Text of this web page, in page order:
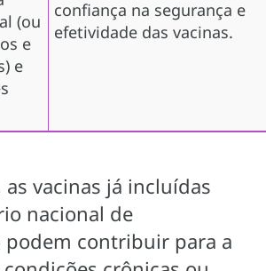
(ou
e
e
confiança na segurança e
efetividade das vacinas.
vacinas já incluídas
nacional de
podem contribuir para a